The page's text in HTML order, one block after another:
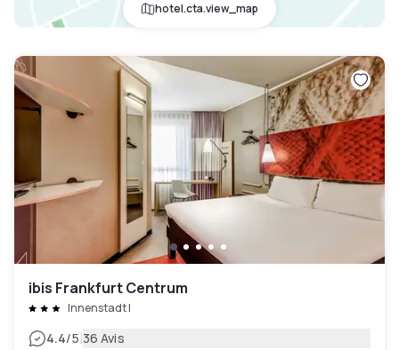
hotel.cta.view_map
ibis Frankfurt Centrum
Innenstadt I
4.4/5|36 Avis